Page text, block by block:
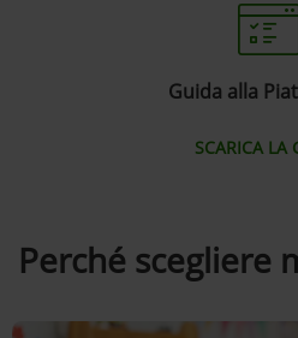
Guida alla
SCARICA LA
Perché scegliere